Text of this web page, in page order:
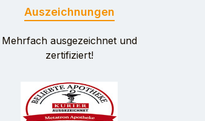
Auszeichnungen
Mehrfach ausgezeichnet und
zertifiziert!